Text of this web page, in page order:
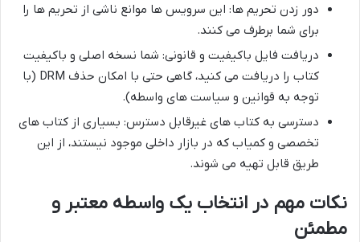
دور زدن تحریم ها: این سرویس ها موانع ناشی از تحریم ها را
برای شما برطرف می کنند.
دریافت فایل باکیفیت و قانونی: شما نسخه اصلی و باکیفیت
کتاب را دریافت می کنید، گاهی حتی با امکان حذف DRM (با
توجه به قوانین و سیاست های واسطه).
دسترسی به کتاب های غیرقابل دسترس: بسیاری از کتاب های
تخصصی و کمیاب که در بازار داخلی موجود نیستند، از این
طریق قابل تهیه می شوند.
نکات مهم در انتخاب یک واسطه معتبر و
مطمئن